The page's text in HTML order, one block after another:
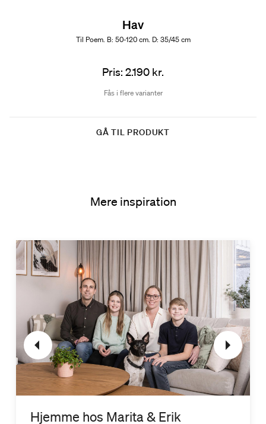
Hav
Til Poem. B: 50-120 cm. D: 35/45 cm
Pris: 2.190 kr.
Fås i flere varianter
GÅ TIL PRODUKT
Mere inspiration
Hjemme hos Marita & Erik